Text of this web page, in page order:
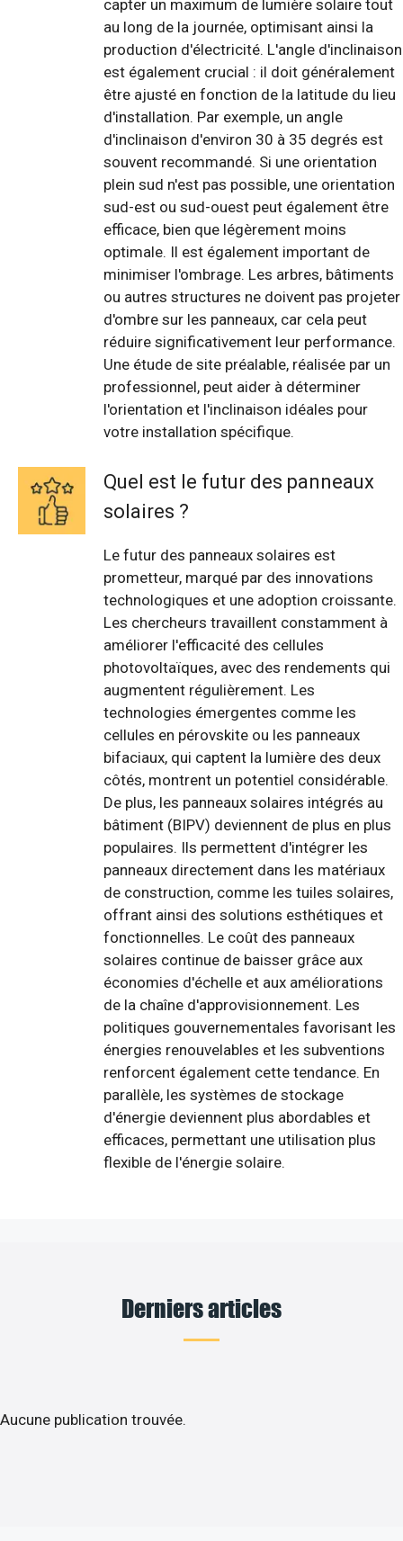
capter un maximum de lumière solaire tout
au long de la journée, optimisant ainsi la
production d'électricité. L'angle d'inclinaison
est également crucial : il doit généralement
être ajusté en fonction de la latitude du lieu
d'installation. Par exemple, un angle
d'inclinaison d'environ 30 à 35 degrés est
souvent recommandé. Si une orientation
plein sud n'est pas possible, une orientation
sud-est ou sud-ouest peut également être
efficace, bien que légèrement moins
optimale. Il est également important de
minimiser l'ombrage. Les arbres, bâtiments
ou autres structures ne doivent pas projeter
d'ombre sur les panneaux, car cela peut
réduire significativement leur performance.
Une étude de site préalable, réalisée par un
professionnel, peut aider à déterminer
l'orientation et l'inclinaison idéales pour
votre installation spécifique.
Quel est le futur des panneaux
solaires ?
Le futur des panneaux solaires est
prometteur, marqué par des innovations
technologiques et une adoption croissante.
Les chercheurs travaillent constamment à
améliorer l'efficacité des cellules
photovoltaïques, avec des rendements qui
augmentent régulièrement. Les
technologies émergentes comme les
cellules en pérovskite ou les panneaux
bifaciaux, qui captent la lumière des deux
côtés, montrent un potentiel considérable.
De plus, les panneaux solaires intégrés au
bâtiment (BIPV) deviennent de plus en plus
populaires. Ils permettent d'intégrer les
panneaux directement dans les matériaux
de construction, comme les tuiles solaires,
offrant ainsi des solutions esthétiques et
fonctionnelles. Le coût des panneaux
solaires continue de baisser grâce aux
économies d'échelle et aux améliorations
de la chaîne d'approvisionnement. Les
politiques gouvernementales favorisant les
énergies renouvelables et les subventions
renforcent également cette tendance. En
parallèle, les systèmes de stockage
d'énergie deviennent plus abordables et
efficaces, permettant une utilisation plus
flexible de l'énergie solaire.
Derniers articles
Aucune publication trouvée.